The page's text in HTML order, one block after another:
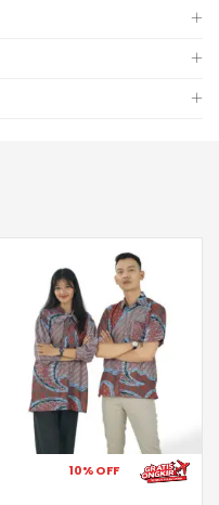
10% OFF